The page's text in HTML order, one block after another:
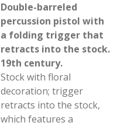
Double-barreled
percussion pistol with
a folding trigger that
retracts into the stock.
19th century.
Stock with floral
decoration; trigger
retracts into the stock,
which features a